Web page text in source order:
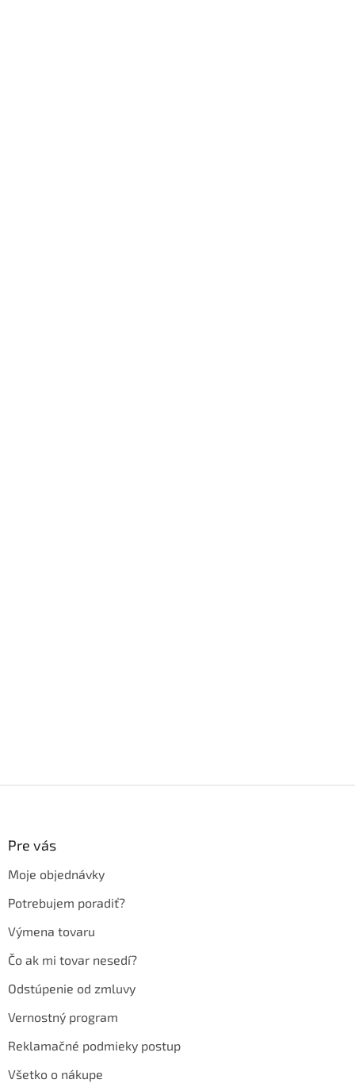
Pre vás
Moje objednávky
Potrebujem poradiť?
Výmena tovaru
Čo ak mi tovar nesedí?
Odstúpenie od zmluvy
Vernostný program
Reklamačné podmieky postup
Všetko o nákupe